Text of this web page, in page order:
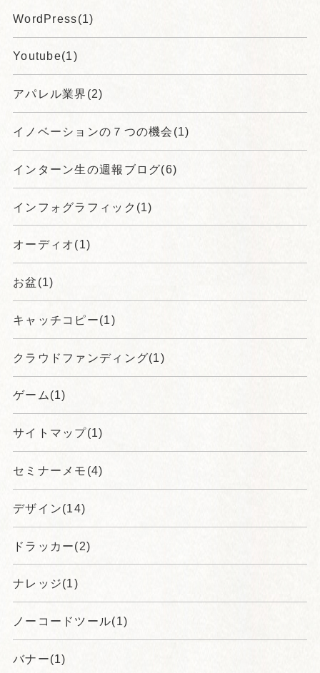
WordPress(1)
Youtube(1)
アパレル業界(2)
イノベーションの７つの機会(1)
インターン生の週報ブログ(6)
インフォグラフィック(1)
オーディオ(1)
お盆(1)
キャッチコピー(1)
クラウドファンディング(1)
ゲーム(1)
サイトマップ(1)
セミナーメモ(4)
デザイン(14)
ドラッカー(2)
ナレッジ(1)
ノーコードツール(1)
バナー(1)